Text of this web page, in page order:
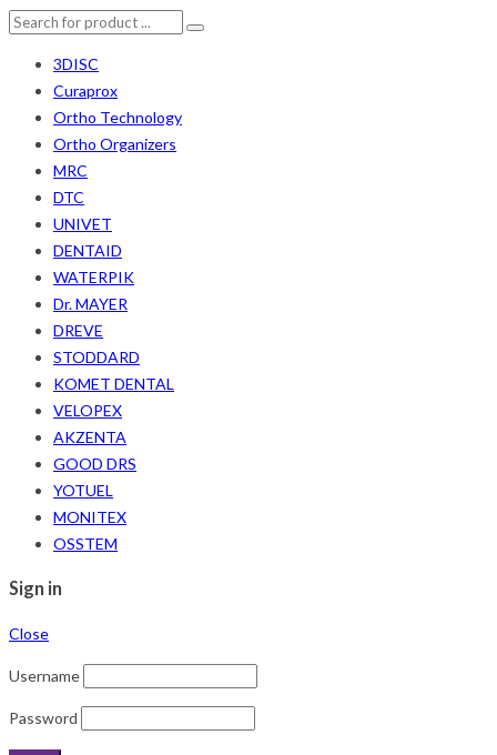
3DISC
Curaprox
Ortho Technology
Ortho Organizers
MRC
DTC
UNIVET
DENTAID
WATERPIK
Dr. MAYER
DREVE
STODDARD
KOMET DENTAL
VELOPEX
AKZENTA
GOOD DRS
YOTUEL
MONITEX
OSSTEM
Sign in
Close
Username
Password